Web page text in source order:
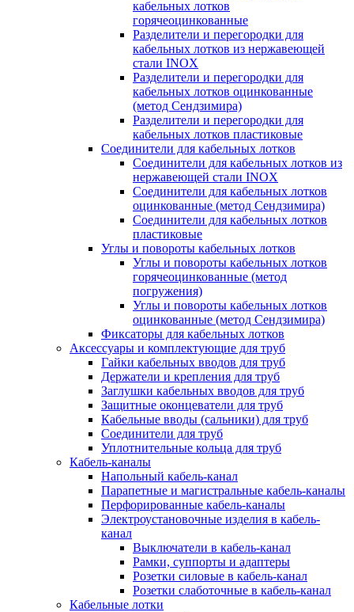
кабельных лотков
горячеоцинкованные
Разделители и перегородки для
кабельных лотков из нержавеющей
стали INOX
Разделители и перегородки для
кабельных лотков оцинкованные
(метод Сендзимира)
Разделители и перегородки для
кабельных лотков пластиковые
Соединители для кабельных лотков
Соединители для кабельных лотков из
нержавеющей стали INOX
Соединители для кабельных лотков
оцинкованные (метод Сендзимира)
Соединители для кабельных лотков
пластиковые
Углы и повороты кабельных лотков
Углы и повороты кабельных лотков
горячеоцинкованные (метод
погружения)
Углы и повороты кабельных лотков
оцинкованные (метод Сендзимира)
Фиксаторы для кабельных лотков
Аксессуары и комплектующие для труб
Гайки кабельных вводов для труб
Держатели и крепления для труб
Заглушки кабельных вводов для труб
Защитные оконцеватели для труб
Кабельные вводы (сальники) для труб
Соединители для труб
Уплотнительные кольца для труб
Кабель-каналы
Напольный кабель-канал
Парапетные и магистральные кабель-каналы
Перфорированные кабель-каналы
Электроустановочные изделия в кабель-
канал
Выключатели в кабель-канал
Рамки, суппорты и адаптеры
Розетки силовые в кабель-канал
Розетки слаботочные в кабель-канал
Кабельные лотки